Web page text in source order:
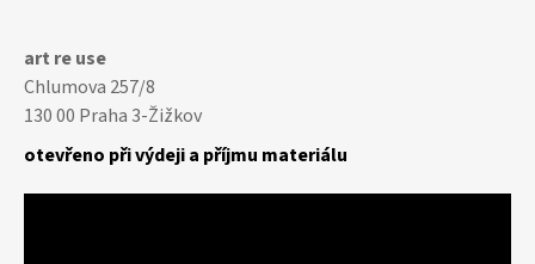
art re use
Chlumova 257/8
130 00 Praha 3-Žižkov
otevřeno při výdeji a příjmu materiálu